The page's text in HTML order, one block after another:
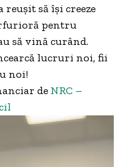
reușit să își creeze
pentru
să vină curând.
lucruri noi, fii
noi!
deNRC –